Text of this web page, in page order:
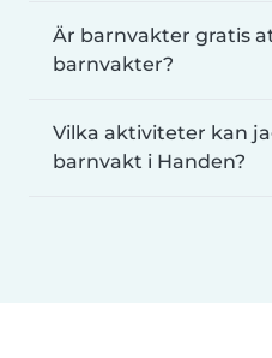
Är barnvakter gratis
barnvakter?
Vilka aktiviteter kan
barnvakt i Handen?